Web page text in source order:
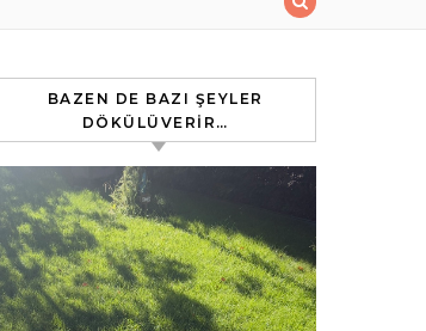
BAZEN DE BAZI ŞEYLER
DÖKÜLÜVERIR…